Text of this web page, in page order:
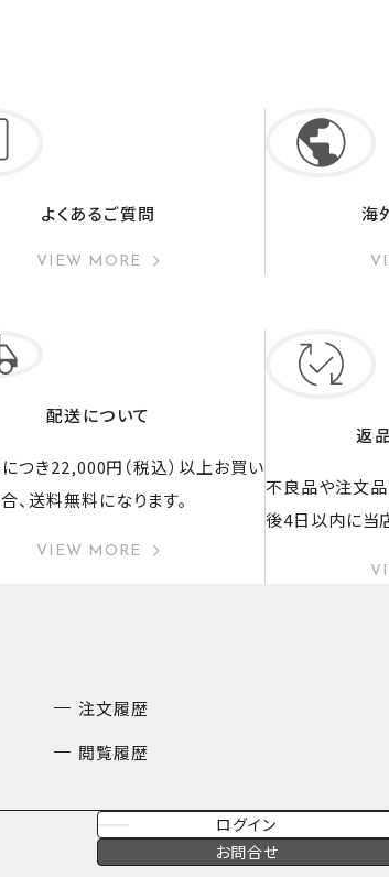
よくあるご質問
VIEW MORE
海
配送について
つき22,000円（税込）以上お買い
、送料無料になります。
VIEW MORE
返
不良品や注文品
後4日以内に当
注文履歴
閲覧履歴
ログイン
お問合せ